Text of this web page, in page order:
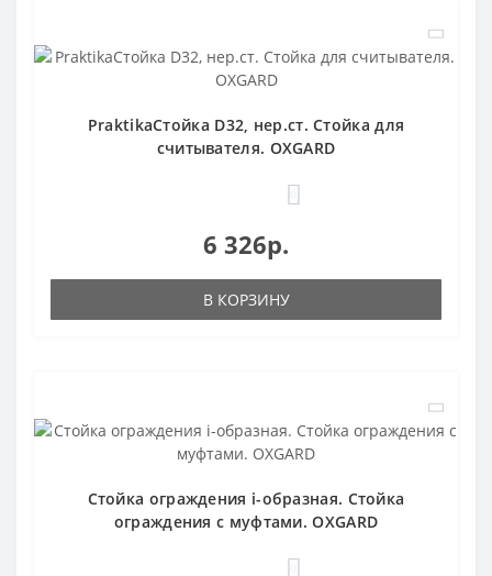
PraktikaСтойка D32, нер.ст. Стойка для
считывателя. OXGARD
6 326р.
В КОРЗИНУ
Стойка ограждения i-образная. Стойка
ограждения с муфтами. OXGARD